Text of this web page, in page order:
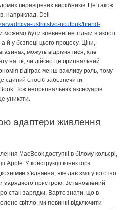
перевірених виробників . Це також
, наприклад, Dell -
ustroistvo-noutbuk/brend-
можемо бути впевнені не тільки в якості
а й у безпеці цього процесу. Ціни
можуть відрізнятися , але
на те, чи дійсно це оригінальний
відіграє менш важливу роль, тому
єдиний спосіб забезпечити
Тож неоригінальних аксесуарів
уникати.
адаптери живлення
MacBook доступні в білому кольорі,
Apple. У конструкціїконектора
з'єднання, яке дає змогу істотно
зарядного пристрою. Встановлений
стан зарядки. Варто знати, що в
світло, ми повинні відключити